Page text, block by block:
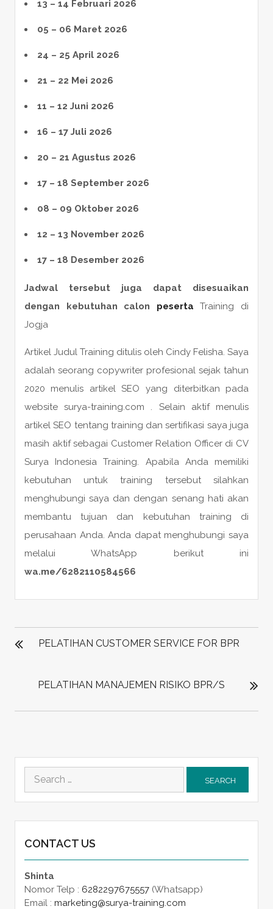
13 – 14 Februari 2026
05 – 06 Maret 2026
24 – 25 April 2026
21 – 22 Mei 2026
11 – 12 Juni 2026
16 – 17 Juli 2026
20 – 21 Agustus 2026
17 – 18 September 2026
08 – 09 Oktober 2026
12 – 13 November 2026
17 – 18 Desember 2026
Jadwal tersebut juga dapat disesuaikan
dengan kebutuhan calon
peserta Training di
Jogja
Artikel Judul Training ditulis oleh Cindy Felisha. Saya
adalah seorang copywriter profesional sejak tahun
2020 menulis artikel SEO yang diterbitkan pada
website surya-training.com . Selain aktif menulis
artikel SEO tentang training dan sertifikasi saya juga
masih aktif sebagai Customer Relation Officer di CV
Surya Indonesia Training. Apabila Anda memiliki
kebutuhan untuk training tersebut silahkan
menghubungi saya dan dengan senang hati akan
membantu tujuan dan kebutuhan training di
perusahaan Anda. Anda dapat menghubungi saya
melalui WhatsApp berikut ini
wa.me/6282110584566
POST
NAVIGATION
PELATIHAN CUSTOMER SERVICE FOR BPR
PELATIHAN MANAJEMEN RISIKO BPR/S
Search
for:
CONTACT US
Shinta
Nomor Telp : 6282297675557(Whatsapp)
Email : marketing@surya-training.com